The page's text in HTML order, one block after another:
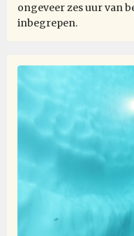
ongeveer zes uur van
inbegrepen.